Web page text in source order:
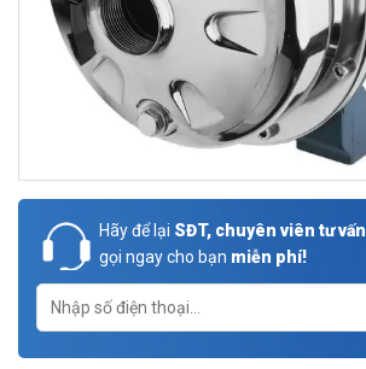
Hãy để lại SĐT, chuyên viên tư vấn
gọi ngay cho bạn miễn phí!